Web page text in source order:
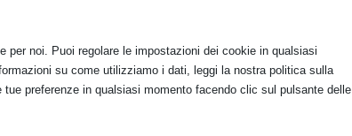
per noi. Puoi regolare le impostazioni dei cookie in qualsiasi
su come utilizziamo i dati, leggi la nostra politica sulla
preferenze in qualsiasi momento facendo clic sul pulsante delle